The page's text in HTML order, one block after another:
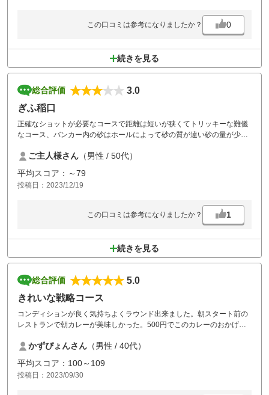
この口コミは参考になりましたか？ 0
続きを見る
総合評価
3.0
ぎふ稲口
正確なショットが必要なコースで距離は短いが狭くてトリッキーな難儀
なコース、バンカー内の砂はホールによって砂の質が違い砂の量が少な
ご主人様さん （男性 / 50代）
平均スコア：～79
投稿日：2023/12/19
この口コミは参考になりましたか？ 1
続きを見る
総合評価
5.0
きれいな戦略コース
コンディションが良く気持ちよくラウンド出来ました。朝スタート前の
レストランで朝カレーが美味しかった。500円でこのカレーのおかげで
かずぴょんさん （男性 / 40代）
平均スコア：100～109
投稿日：2023/09/30